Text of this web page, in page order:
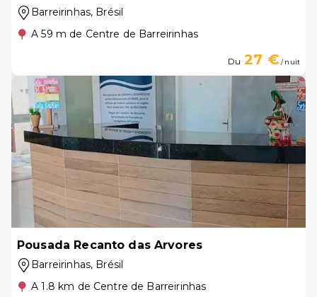
Barreirinhas, Brésil
A 59 m de Centre de Barreirinhas
Du 27 €/ nuit
Pousada Recanto das Arvores
Barreirinhas, Brésil
A 1.8 km de Centre de Barreirinhas